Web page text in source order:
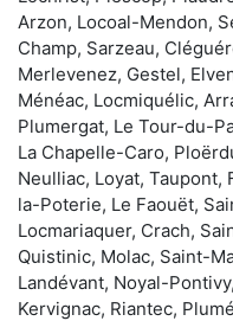
Arzon, Locoal-Mendon,
Champ, Sarzeau,
Merlevenez, Gestel,
Ménéac, Locmiquélic,
Plumergat, Le Tour-du-
La Chapelle-Caro,
Neulliac, Loyat, Taupont,
la-Poterie, Le Faouët,
Locmariaquer, Crach,
Quistinic, Molac, Saint-
Landévant, Noyal-
Kervignac, Riantec,